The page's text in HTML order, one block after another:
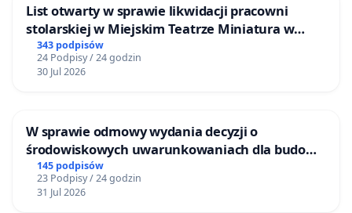
List otwarty w sprawie likwidacji pracowni
stolarskiej w Miejskim Teatrze Miniatura w
Gdańsku
343 podpisów
24 Podpisy / 24 godzin
30 Jul 2026
W sprawie odmowy wydania decyzji o
środowiskowych uwarunkowaniach dla budowy
zakładu wytwarzania biometanu „Krynki” w
Ostrowiu Południowym oraz ochrony
mieszkańców i Puszczy Knyszyńskiej
145 podpisów
23 Podpisy / 24 godzin
31 Jul 2026